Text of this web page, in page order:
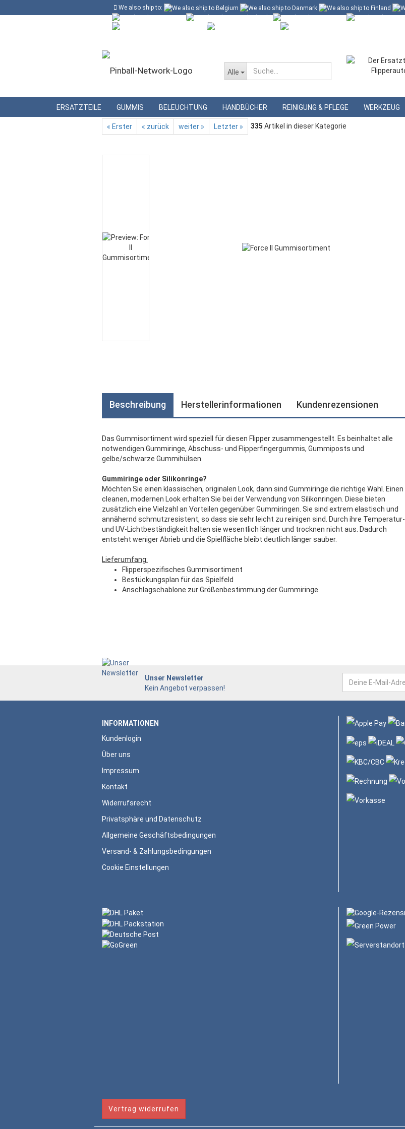
We also ship to:
Kostenloser Versand in Deutschland ab 60 Euro*
Alle
ERSATZTEILE GUMMIS BELEUCHTUNG HANDBÜCHER REINIGUNG & PFLEGE WERKZEUG
Startseite » Gummis » Gummisortimente » Gottlieb Gummisortimente » Force II Gummisortiment
« Erster « zurück weiter » Letzter » 335 Artikel in dieser Kategorie
Beschreibung Herstellerinformationen Kundenrezensionen
Das Gummisortiment wird speziell für diesen Flipper zusammengestellt. Es beinhaltet alle
notwendigen Gummiringe, Abschuss- und Flipperfingergummis, Gummiposts und
gelbe/schwarze Gummihülsen.
Gummiringe oder Silikonringe?
Möchten Sie einen klassischen, originalen Look, dann sind Gummiringe die richtige Wahl. Einen
cleanen, modernen Look erhalten Sie bei der Verwendung von Silikonringen. Diese bieten
zusätzlich eine Vielzahl an Vorteilen gegenüber Gummiringen. Sie sind extrem elastisch und
annähernd schmutzresistent, so dass sie sehr leicht zu reinigen sind. Durch ihre Temperatur-
und UV-Lichtbeständigkeit halten sie wesentlich länger und trocknen nicht aus. Dadurch
entsteht weniger Abrieb und die Spielfläche bleibt deutlich länger sauber.
Lieferumfang:
Flipperspezifisches Gummisortiment
Bestückungsplan für das Spielfeld
Anschlagschablone zur Größenbestimmung der Gummiringe
Unser Newsletter
Kein Angebot verpassen!
INFORMATIONEN
Kundenlogin
Über uns
Impressum
Kontakt
Widerrufsrecht
Privatsphäre und Datenschutz
Allgemeine Geschäftsbedingungen
Versand- & Zahlungsbedingungen
Cookie Einstellungen
Vertrag widerrufen